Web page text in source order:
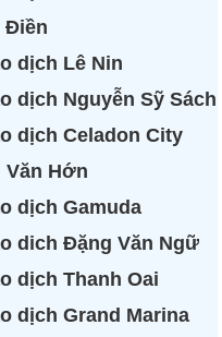
Điền
dịch Lê Nin
dịch Nguyễn Sỹ Sách
dịch Celadon City
Văn Hớn
dịch Gamuda
dich Đặng Văn Ngữ
dịch Thanh Oai
dịch Grand Marina